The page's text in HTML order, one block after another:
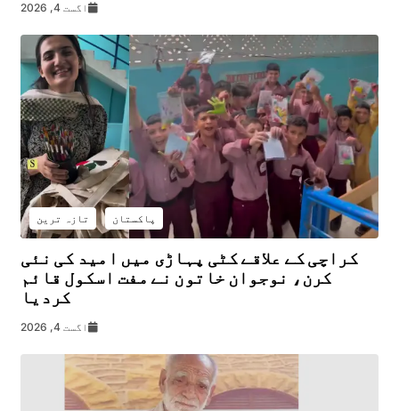
اگست 4, 2026
پاکستان تازہ ترین
کراچی کے علاقے کٹی پہاڑی میں امید کی نئی
کرن، نوجوان خاتون نے مفت اسکول قائم
کردیا
اگست 4, 2026